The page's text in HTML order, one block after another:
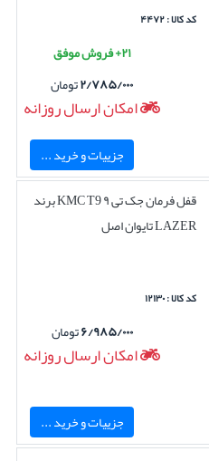
کد کالا : ۴۴۷۲
۲۱+ فروش موفق
۲/۷۸۵/۰۰۰تومان
امکان ارسال روزانه
جزییات و خرید ...
قفل فرمان جک تی ۹ KMC T9 برند
LAZER تایوان اصل
کد کالا : ۱۲۱۳۰
۶/۹۸۵/۰۰۰تومان
امکان ارسال روزانه
جزییات و خرید ...